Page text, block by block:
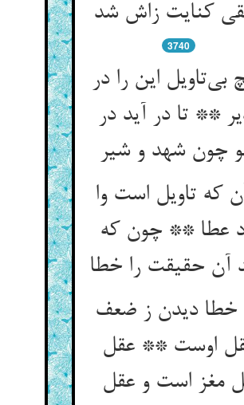
کنایت زاش شد
3740
بی‌‌تاویل این را در
** تا در آید در
چون شهد و شیر
که تاویل است وا
عطا ** چون که
آن حقیقت را خطا
خطا دیدن ز ضعف
اوست ** عقل
مغز است و عقل